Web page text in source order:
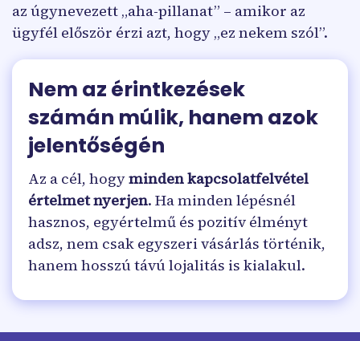
az úgynevezett „aha-pillanat” – amikor az
ügyfél először érzi azt, hogy „ez nekem szól”.
Nem az érintkezések
számán múlik, hanem azok
jelentőségén
Az a cél, hogyminden kapcsolatfelvétel
értelmet nyerjen. Ha minden lépésnél
hasznos, egyértelmű és pozitív élményt
adsz, nem csak egyszeri vásárlás történik,
hanem hosszú távú lojalitás is kialakul.